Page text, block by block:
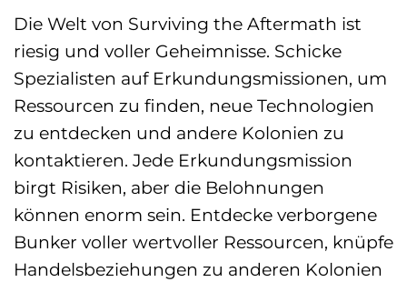
Die Welt von Surviving the Aftermath ist
riesig und voller Geheimnisse. Schicke
Spezialisten auf Erkundungsmissionen, um
Ressourcen zu finden, neue Technologien
zu entdecken und andere Kolonien zu
kontaktieren. Jede Erkundungsmission
birgt Risiken, aber die Belohnungen
können enorm sein. Entdecke verborgene
Bunker voller wertvoller Ressourcen, knüpfe
Handelsbeziehungen zu anderen Kolonien